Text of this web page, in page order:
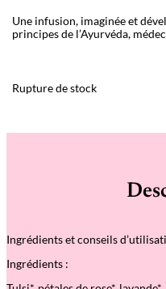
Une infusion, imaginée et
principes de l’Ayurvéda,
Rupture de stock
Ingrédients et conseils
Ingrédients :